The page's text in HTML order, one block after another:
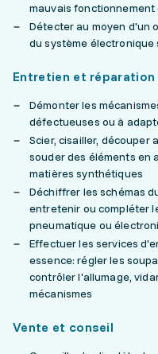
mauvais
Détecter au moyen d'un
du système électronique
Entretien et réparation
Démonter les
défectueuses ou à
Scier, cisailler, découper
souder des éléments en
matières synthétiques
Déchiffrer les schémas
entretenir ou compléter
pneumatique ou
Effectuer les services
essence: régler les
contrôler l'allumage,
mécanismes
Vente et conseil